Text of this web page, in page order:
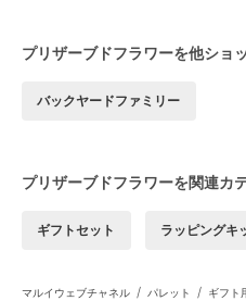
プリザーブドフラワーを他ショ
バックヤードファミリー
プリザーブドフラワーを関連カ
ギフトセット ラッピングキ
マルイウェブチャネル / パレット / ギフト